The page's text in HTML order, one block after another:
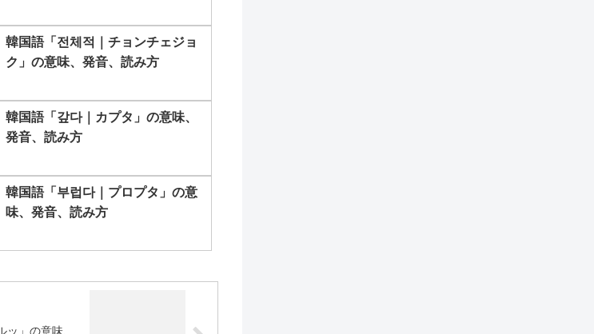
韓国語「전체적｜チョンチェジョ
ク」の意味、発音、読み方
韓国語「갚다｜カプタ」の意味、
発音、読み方
韓国語「부럽다｜プロプタ」の意
味、発音、読み方
」の意味、